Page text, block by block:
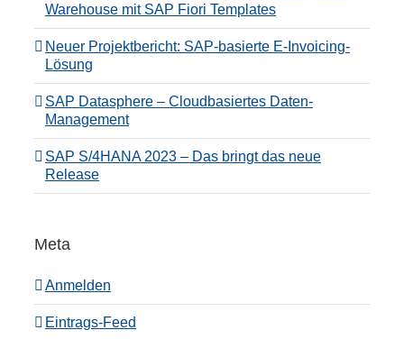
Warehouse mit SAP Fiori Templates
Neuer Projektbericht: SAP-basierte E-Invoicing-
Lösung
SAP Datasphere – Cloudbasiertes Daten-
Management
SAP S/4HANA 2023 – Das bringt das neue
Release
Meta
Anmelden
Eintrags-Feed